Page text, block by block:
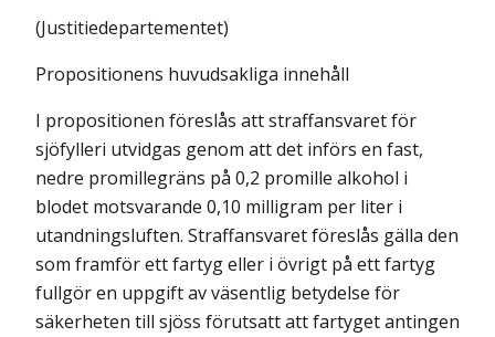
(Justitiedepartementet)
Propositionens huvudsakliga innehåll
I propositionen föreslås att straffansvaret för
sjöfylleri utvidgas genom att det införs en fast,
nedre promillegräns på 0,2 promille alkohol i
blodet motsvarande 0,10 milligram per liter i
utandningsluften. Straffansvaret föreslås gälla den
som framför ett fartyg eller i övrigt på ett fartyg
fullgör en uppgift av väsentlig betydelse för
säkerheten till sjöss förutsatt att fartyget antingen